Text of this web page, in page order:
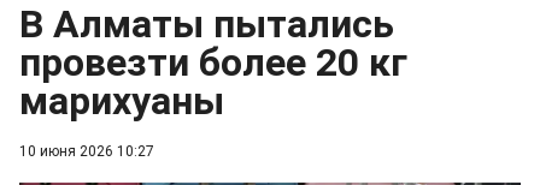
10 июня 2026 10:27
В Алматы пытались
провезти более 20 кг
марихуаны